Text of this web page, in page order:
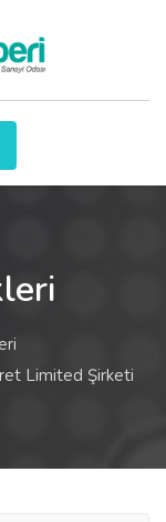
Limited Şirketi